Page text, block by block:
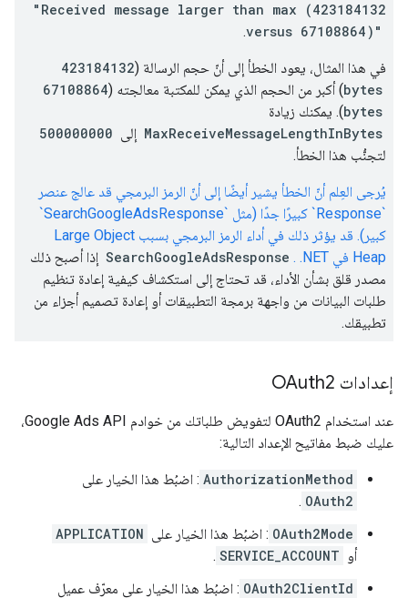
"Received message larger than max (423184132
versus 67108864)"
.
في هذا المثال، يعود الخطأ إلى أنّ حجم الرسالة (423184132
bytes) أكبر من الحجم الذي يمكن للمكتبة معالجته (67108864
bytes). يمكنك زيادة
MaxReceiveMessageLengthInBytes إلى 500000000
لتجنُّب هذا الخطأ.
يُرجى العِلم أنّ الخطأ يشير أيضًا إلى أنّ الرمز البرمجي قد عالج عنصر
`Response` كبيرًا جدًا (مثل `SearchGoogleAdsResponse`
كبير). قد يؤثر ذلك في أداء الرمز البرمجي بسبب Large Object
Heap في ‎ .NET.
SearchGoogleAdsResponse إذا أصبح ذلك
مصدر قلق بشأن الأداء، قد تحتاج إلى استكشاف كيفية إعادة تنظيم
طلبات البيانات من واجهة برمجة التطبيقات أو إعادة تصميم أجزاء من
تطبيقك.
إعدادات OAuth2
عند استخدام OAuth2 لتفويض طلباتك من خوادم Google Ads API،
عليك ضبط مفاتيح الإعداد التالية:
AuthorizationMethod : اضبُط هذا الخيار على
OAuth2
.
OAuth2Mode : اضبُط هذا الخيار على APPLICATION
أو SERVICE_ACCOUNT
.
OAuth2ClientId : اضبُط هذا الخيار على معرّف عميل